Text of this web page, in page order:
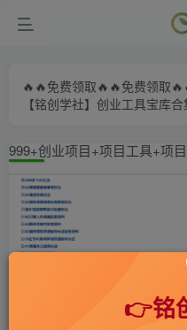
🔥🔥免费领取🔥🔥免费领
【铭创学社】创业工具宝库合
999+创业项目+项目工具+项
👉铭